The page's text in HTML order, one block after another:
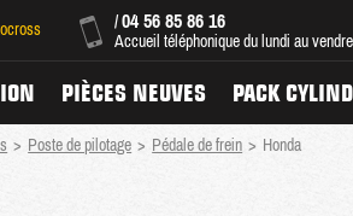
/04 56 85 86 16
Accueil téléphonique du lundi au
PIÈCES NEUVES PACK
> Poste de pilotage > Pédale de frein > Honda